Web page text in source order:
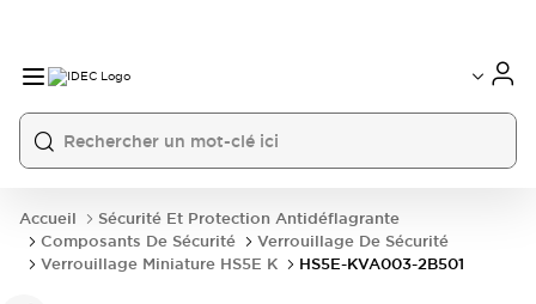
Accueil
Sécurité Et Protection Antidéflagrante
Composants De Sécurité
Verrouillage De Sécurité
Verrouillage Miniature HS5E K
HS5E-KVA003-2B501